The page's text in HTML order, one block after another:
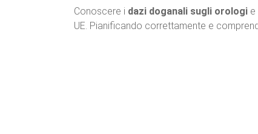
Conoscere i dazi doganali sugli orologi e
UE. Pianificando correttamente e